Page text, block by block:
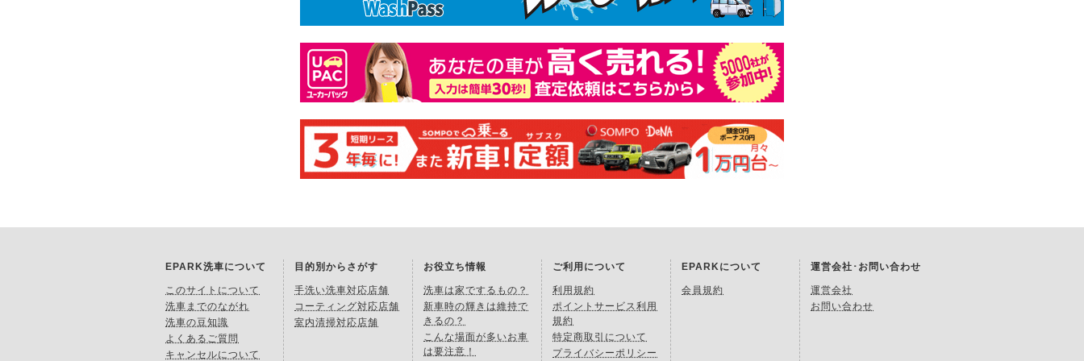
EPARK洗車について
このサイトについて
洗車までのながれ
洗車の豆知識
よくあるご質問
キャンセルについて
目的別からさがす
手洗い洗車対応店舗
コーティング対応店舗
室内清掃対応店舗
お役立ち情報
洗車は家でするもの？
新車時の輝きは維持で
きるの？
こんな場面が多いお車
は要注意！
ご利用について
利用規約
ポイントサービス利用
規約
特定商取引について
プライバシーポリシー
EPARKについて
会員規約
運営会社･お問い合わせ
運営会社
お問い合わせ